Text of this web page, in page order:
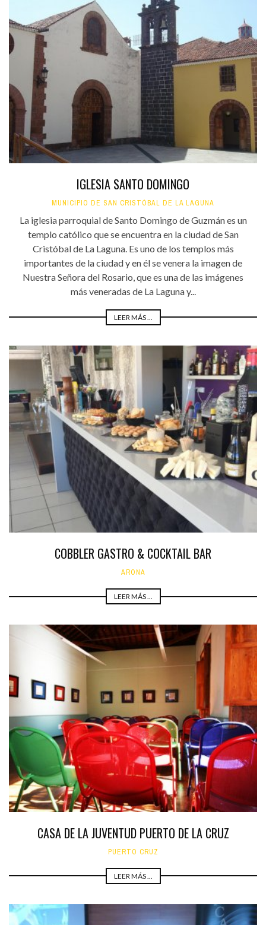
IGLESIA SANTO DOMINGO
MUNICIPIO DE SAN CRISTÓBAL DE LA LAGUNA
La iglesia parroquial de Santo Domingo de Guzmán es un
templo católico que se encuentra en la ciudad de San
Cristóbal de La Laguna. Es uno de los templos más
importantes de la ciudad y en él se venera la imagen de
Nuestra Señora del Rosario, que es una de las imágenes
más veneradas de La Laguna y...
LEER MÁS ...
COBBLER GASTRO & COCKTAIL BAR
ARONA
LEER MÁS ...
CASA DE LA JUVENTUD PUERTO DE LA CRUZ
PUERTO CRUZ
LEER MÁS ...